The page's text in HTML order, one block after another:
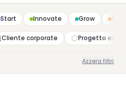
Start Innovate Grow
Cliente corporate Progetto
Azzera filtri